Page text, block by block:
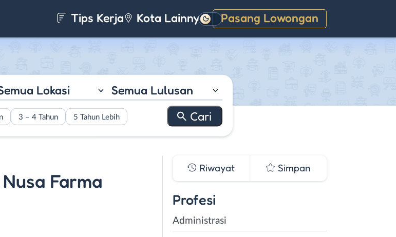
Tips Kerja Kota Lainnya Pasang Lowongan
Gelap
Lokasi Semua Lulusan
3 – 4 Tahun 5 Tahun Lebih
Farma
Riwayat Simpan
Profesi
Administrasi